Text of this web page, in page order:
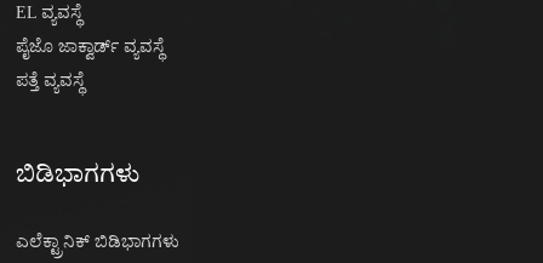
EL ವ್ಯವಸ್ಥೆ
ಪೈಜೊ ಜಾಕ್ವಾರ್ಡ್ ವ್ಯವಸ್ಥೆ
ಪತ್ತೆ ವ್ಯವಸ್ಥೆ
ಬಿಡಿಭಾಗಗಳು
ಎಲೆಕ್ಟ್ರಾನಿಕ್ ಬಿಡಿಭಾಗಗಳು